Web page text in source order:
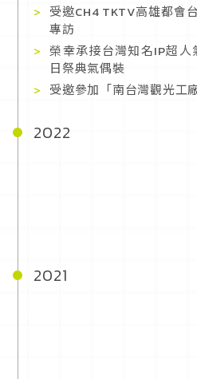
受邀CH4 TKTV高雄都會
專訪
榮幸承接台灣知名IP超
日祭典氣偶裝
受邀參加「南台灣觀光工
2022
2021